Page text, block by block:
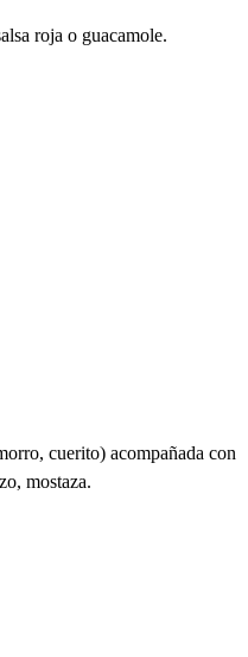
roja o guacamole.
cuerito) acompañada con
mostaza.